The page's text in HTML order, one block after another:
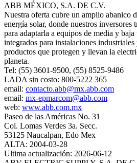
ABB MÉXICO, S.A. DE C.V.
Nuestra oferta cubre un amplio abanico
energía solar, donde nuestros inversores
para adaptarla a equipos de media y baja
integrados para instalaciones
productos que protegen y llevan la
planeta.
Tel: (55) 3601-9500, (55) 8525-9486
LADA sin costo: 800-5222 365
email: contacto.abb@mx.abb.com
email: mx-epmarcom@abb.com
web: www.abb.com.mx
Paseo de las Américas No. 31
Col. Lomas Verdes 3a. Secc.
53125 Naucalpan, Edo Mex
ALTA: 2004-03-28
Ultima actualización: 2026-06-12